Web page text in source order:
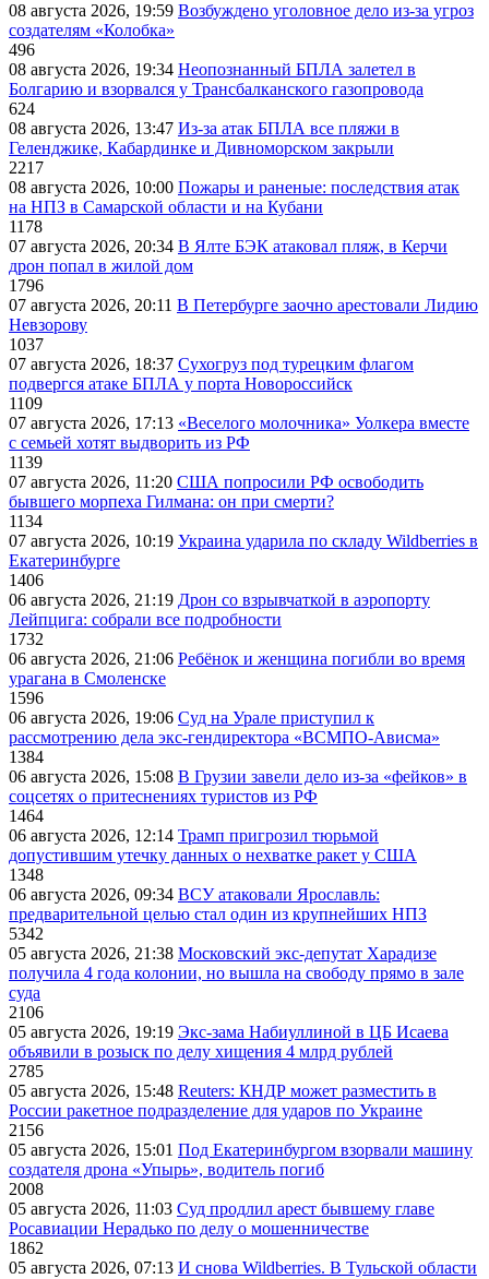
08 августа 2026, 19:59 Возбуждено уголовное дело из-за угроз
создателям «Колобка»
496
08 августа 2026, 19:34 Неопознанный БПЛА залетел в
Болгарию и взорвался у Трансбалканского газопровода
624
08 августа 2026, 13:47 Из-за атак БПЛА все пляжи в
Геленджике, Кабардинке и Дивноморском закрыли
2217
08 августа 2026, 10:00 Пожары и раненые: последствия атак
на НПЗ в Самарской области и на Кубани
1178
07 августа 2026, 20:34 В Ялте БЭК атаковал пляж, в Керчи
дрон попал в жилой дом
1796
07 августа 2026, 20:11 В Петербурге заочно арестовали Лидию
Невзорову
1037
07 августа 2026, 18:37 Сухогруз под турецким флагом
подвергся атаке БПЛА у порта Новороссийск
1109
07 августа 2026, 17:13 «Веселого молочника» Уолкера вместе
с семьей хотят выдворить из РФ
1139
07 августа 2026, 11:20 США попросили РФ освободить
бывшего морпеха Гилмана: он при смерти?
1134
07 августа 2026, 10:19 Украина ударила по складу Wildberries в
Екатеринбурге
1406
06 августа 2026, 21:19 Дрон со взрывчаткой в аэропорту
Лейпцига: собрали все подробности
1732
06 августа 2026, 21:06 Ребёнок и женщина погибли во время
урагана в Смоленске
1596
06 августа 2026, 19:06 Суд на Урале приступил к
рассмотрению дела экс-гендиректора «ВСМПО-Ависма»
1384
06 августа 2026, 15:08 В Грузии завели дело из-за «фейков» в
соцсетях о притеснениях туристов из РФ
1464
06 августа 2026, 12:14 Трамп пригрозил тюрьмой
допустившим утечку данных о нехватке ракет у США
1348
06 августа 2026, 09:34 ВСУ атаковали Ярославль:
предварительной целью стал один из крупнейших НПЗ
5342
05 августа 2026, 21:38 Московский экс-депутат Харадизе
получила 4 года колонии, но вышла на свободу прямо в зале
суда
2106
05 августа 2026, 19:19 Экс-зама Набиуллиной в ЦБ Исаева
объявили в розыск по делу хищения 4 млрд рублей
2785
05 августа 2026, 15:48 Reuters: КНДР может разместить в
России ракетное подразделение для ударов по Украине
2156
05 августа 2026, 15:01 Под Екатеринбургом взорвали машину
создателя дрона «Упырь», водитель погиб
2008
05 августа 2026, 11:03 Суд продлил арест бывшему главе
Росавиации Нерадько по делу о мошенничестве
1862
05 августа 2026, 07:13 И снова Wildberries. В Тульской области